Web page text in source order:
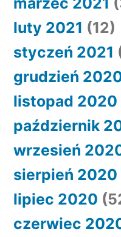
luty 2021 (12)
styczeń 2021
grudzień
listopad 2020
październik
wrzesień
sierpień 2020
lipiec 2020
czerwiec